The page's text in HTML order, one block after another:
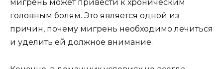
мигрень может привести к хроническим
головным болям. Это является одной из
причин, почему мигрень необходимо лечиться
и уделить ей должное внимание.